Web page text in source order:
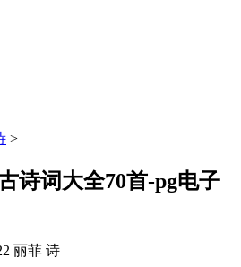
>
诗词大全70首-pg电子
丽菲 诗